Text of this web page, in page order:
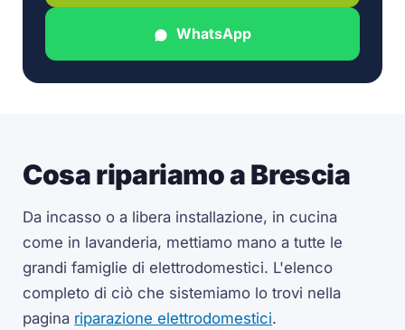
WhatsApp
Cosa ripariamo a Brescia
Da incasso o a libera installazione, in cucina
come in lavanderia, mettiamo mano a tutte le
grandi famiglie di elettrodomestici. L'elenco
completo di ciò che sistemiamo lo trovi nella
pagina riparazione elettrodomestici.